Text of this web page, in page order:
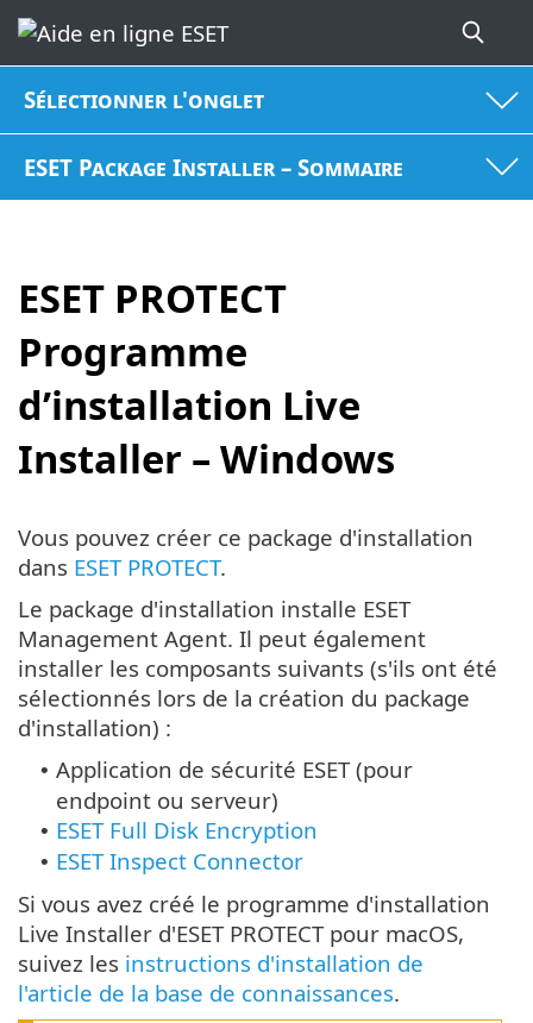
Sélectionner l'onglet
ESET Package Installer – Sommaire
ESET PROTECT
Programme
d’installation Live
Installer – Windows
Vous pouvez créer ce package d'installation
dans ESET PROTECT.
Le package d'installation installe ESET
Management Agent. Il peut également
installer les composants suivants (s'ils ont été
sélectionnés lors de la création du package
d'installation) :
• Application de sécurité ESET (pour
endpoint ou serveur)
• ESET Full Disk Encryption
• ESET Inspect Connector
Si vous avez créé le programme d'installation
Live Installer d'ESET PROTECT pour macOS,
suivez les instructions d'installation de
l'article de la base de connaissances.